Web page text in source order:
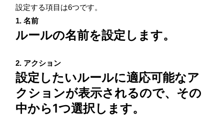
設定する項目は6つです。
1. 名前
ルールの名前を設定します。
2. アクション
設定したいルールに適応可能なア
クションが表示されるので、その
中から1つ選択します。